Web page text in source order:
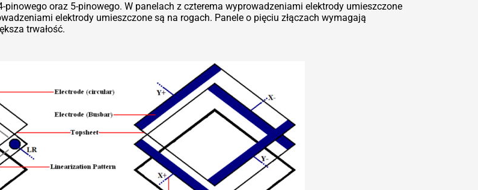
oraz 5-pinowego. W panelach z czterema wyprowadzeniami elektrody umieszczone
elektrody umieszczone są na rogach. Panele o pięciu złączach wymagają
trwałość.